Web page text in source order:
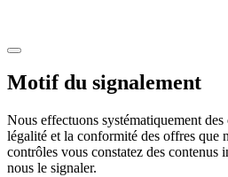
Motif du signalement
Nous effectuons systématiquement
légalité et la conformité des offres que
contrôles vous constatez des contenus
nous le signaler.